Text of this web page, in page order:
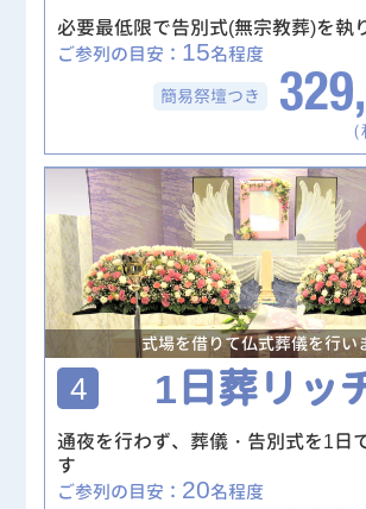
必要最低限で告別式(無宗教葬)を執
ご参列の目安： 15名程度
簡易祭壇つき
式場を借りて仏式葬儀を行い
4 1日葬リッ
通夜を行わず、葬儀・告別式を1日
す
ご参列の目安： 20名程度